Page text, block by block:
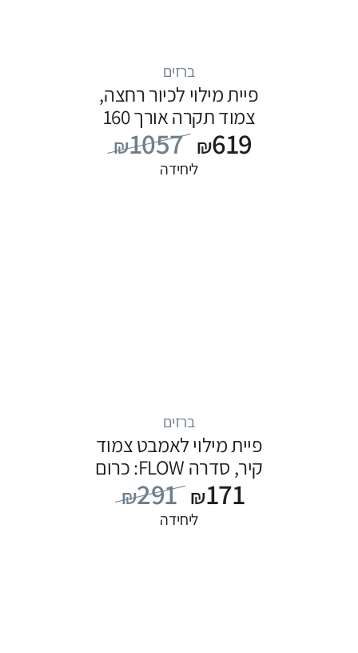
ברזים
פיית מילוי לכיור רחצה,
צמוד תקרה אורך 160
ס”מ, סדרה FLOW: שחור
₪1057 ₪619
ליחידה
ברזים
פיית מילוי לאמבט צמוד
קיר, סדרה FLOW: כרום
₪291 ₪171
ליחידה